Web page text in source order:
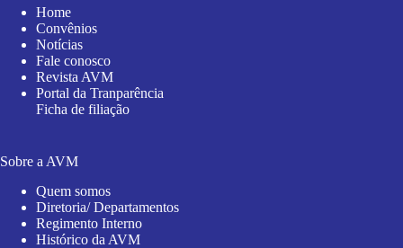
Home
Convênios
Notícias
Fale conosco
Revista AVM
Portal da Tranparência
Ficha de filiação
Sobre a AVM
Quem somos
Diretoria/ Departamentos
Regimento Interno
Histórico da AVM